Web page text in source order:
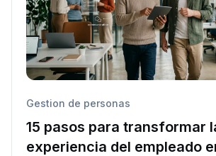
Gestion de personas
15 pasos para transformar
experiencia del empleado